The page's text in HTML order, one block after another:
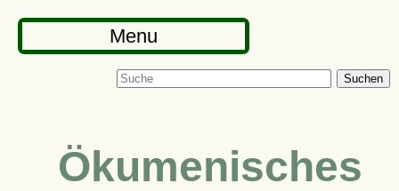
Menu
Suchen
Ökumenisches